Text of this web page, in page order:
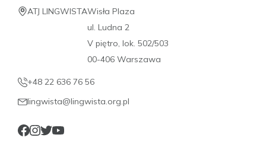
ATJ LINGWISTAWisła Plaza
ul. Ludna 2
V piętro, lok. 502/503
00-406 Warszawa
+48 22 636 76 56
lingwista@lingwista.org.pl